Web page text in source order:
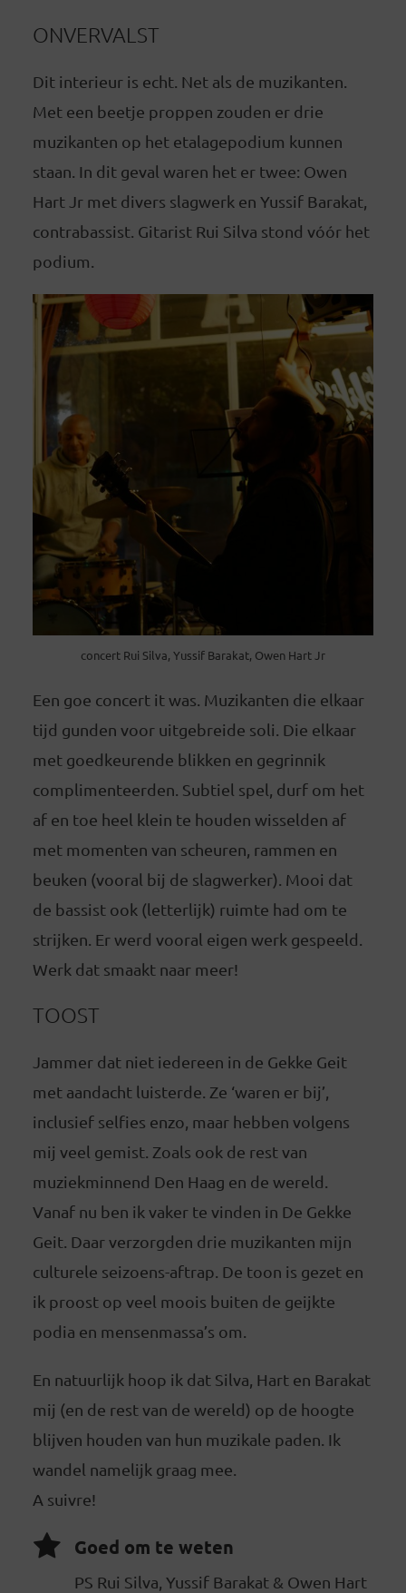
ONVERVALST
Dit interieur is echt. Net als de muzikanten.
Met een beetje proppen zouden er drie
muzikanten op het etalagepodium kunnen
staan. In dit geval waren het er twee: Owen
Hart Jrmet divers slagwerk en Yussif Barakat,
contrabassist. Gitarist Rui Silva stond vóór het
podium.
concert Rui Silva, Yussif Barakat, Owen Hart Jr
Een goe concert it was. Muzikanten die elkaar
tijd gunden voor uitgebreide soli. Die elkaar
met goedkeurende blikken en gegrinnik
complimenteerden. Subtiel spel, durf om het
af en toe heel klein te houden wisselden af
met momenten van scheuren, rammen en
beuken (vooral bij de slagwerker). Mooi dat
de bassist ook (letterlijk) ruimte had om te
strijken. Er werd vooral eigen werk gespeeld.
Werk dat smaakt naar meer!
TOOST
Jammer dat niet iedereen in de Gekke Geit
met aandacht luisterde. Ze ‘waren er bij’,
inclusief selfies enzo, maar hebben volgens
mij veel gemist. Zoals ook de rest van
muziekminnend Den Haag en de wereld.
Vanaf nu ben ik vaker te vinden in De Gekke
Geit. Daar verzorgden drie muzikanten mijn
culturele seizoens-aftrap. De toon is gezet en
ik proost op veel moois buiten de geijkte
podia en mensenmassa’s om.
En natuurlijk hoop ik dat Silva, Hart en Barakat
mij (en de rest van de wereld) op de hoogte
blijven houden van hun muzikale paden. Ik
wandel namelijk graag mee.
A suivre!
Goed om te weten
PS Rui Silva, Yussif Barakat & Owen Hart